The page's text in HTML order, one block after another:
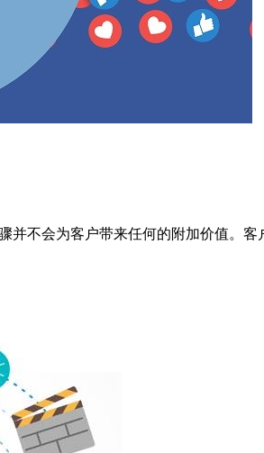
不会为客户带来任何的附加价值。